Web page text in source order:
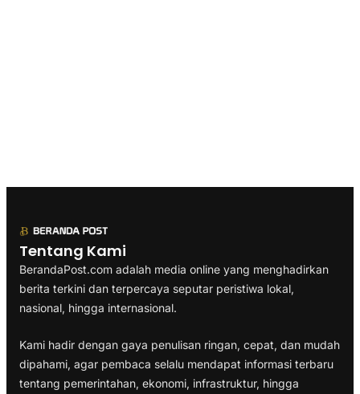
Tentang Kami
BerandaPost.com adalah media online yang menghadirkan
berita terkini dan terpercaya seputar peristiwa lokal,
nasional, hingga internasional.
Kami hadir dengan gaya penulisan ringan, cepat, dan mudah
dipahami, agar pembaca selalu mendapat informasi terbaru
tentang pemerintahan, ekonomi, infrastruktur, hingga